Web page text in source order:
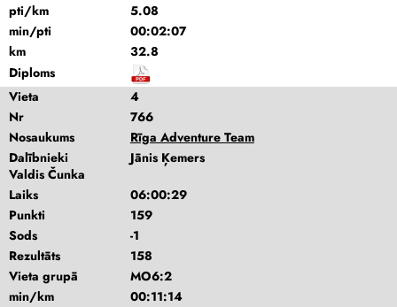
pti/km
5.08
min/pti
00:02:07
km
32.8
Diploms
Vieta
4
Nr
766
Nosaukums
Rīga Adventure Team
Dalībnieki
Jānis Ķemers
Valdis Čunka
Laiks
06:00:29
Punkti
159
Sods
-1
Rezultāts
158
Vieta grupā
MO6:2
min/km
00:11:14